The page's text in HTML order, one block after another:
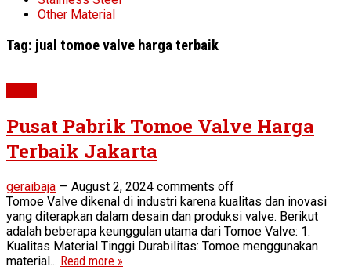
Other Material
Tag: jual tomoe valve harga terbaik
Pusat Pabrik Tomoe Valve Harga
Terbaik Jakarta
geraibaja — August 2, 2024 comments off
Tomoe Valve dikenal di industri karena kualitas dan inovasi
yang diterapkan dalam desain dan produksi valve. Berikut
adalah beberapa keunggulan utama dari Tomoe Valve: 1.
Kualitas Material Tinggi Durabilitas: Tomoe menggunakan
material... Read more »